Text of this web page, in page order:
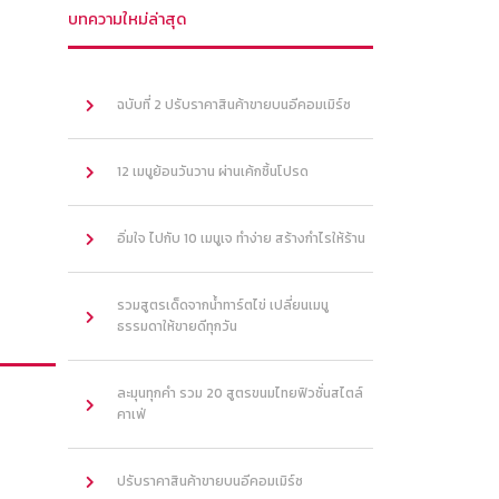
บทความใหม่ล่าสุด
ฉบับที่ 2 ปรับราคาสินค้าขายบนอีคอมเมิร์ซ
12 เมนูย้อนวันวาน ผ่านเค้กชิ้นโปรด
อิ่มใจ ไปกับ 10 เมนูเจ ทำง่าย สร้างกำไรให้ร้าน
รวมสูตรเด็ดจากน้ำทาร์ตไข่ เปลี่ยนเมนู
ธรรมดาให้ขายดีทุกวัน
ละมุนทุกคำ รวม 20 สูตรขนมไทยฟิวชั่นสไตล์
คาเฟ่
ปรับราคาสินค้าขายบนอีคอมเมิร์ซ